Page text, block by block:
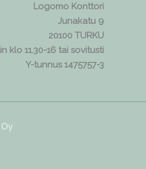
Logomo Konttori
Junakatu 9
20100 TURKU
klo 11.30-16 tai sovitusti
Y-tunnus 1475757-3